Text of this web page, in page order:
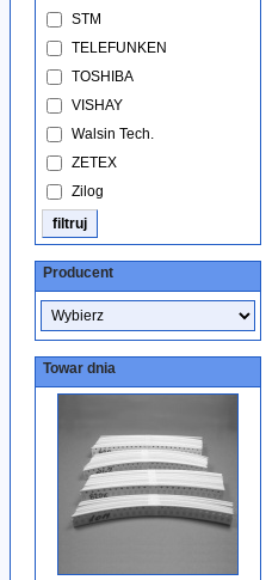
STM
TELEFUNKEN
TOSHIBA
VISHAY
Walsin Tech.
ZETEX
Zilog
Producent
Towar dnia